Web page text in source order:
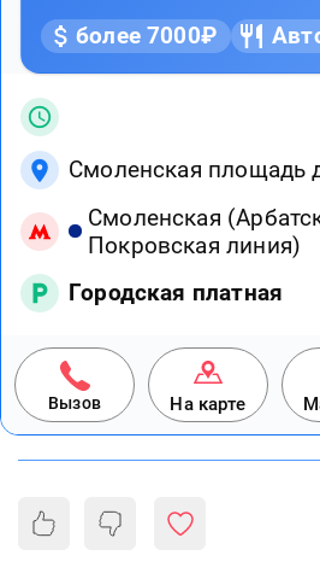
более 7000₽
Смоленская площадь
Смоленская
Покровская линия)
Городская платная
Вызов На карте